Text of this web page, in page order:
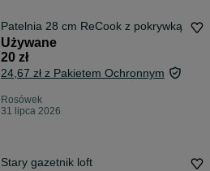
Patelnia 28 cm ReCook z pokrywką
Używane
20 zł
24,67 zł z Pakietem Ochronnym
Rosówek
31 lipca 2026
Stary gazetnik loft